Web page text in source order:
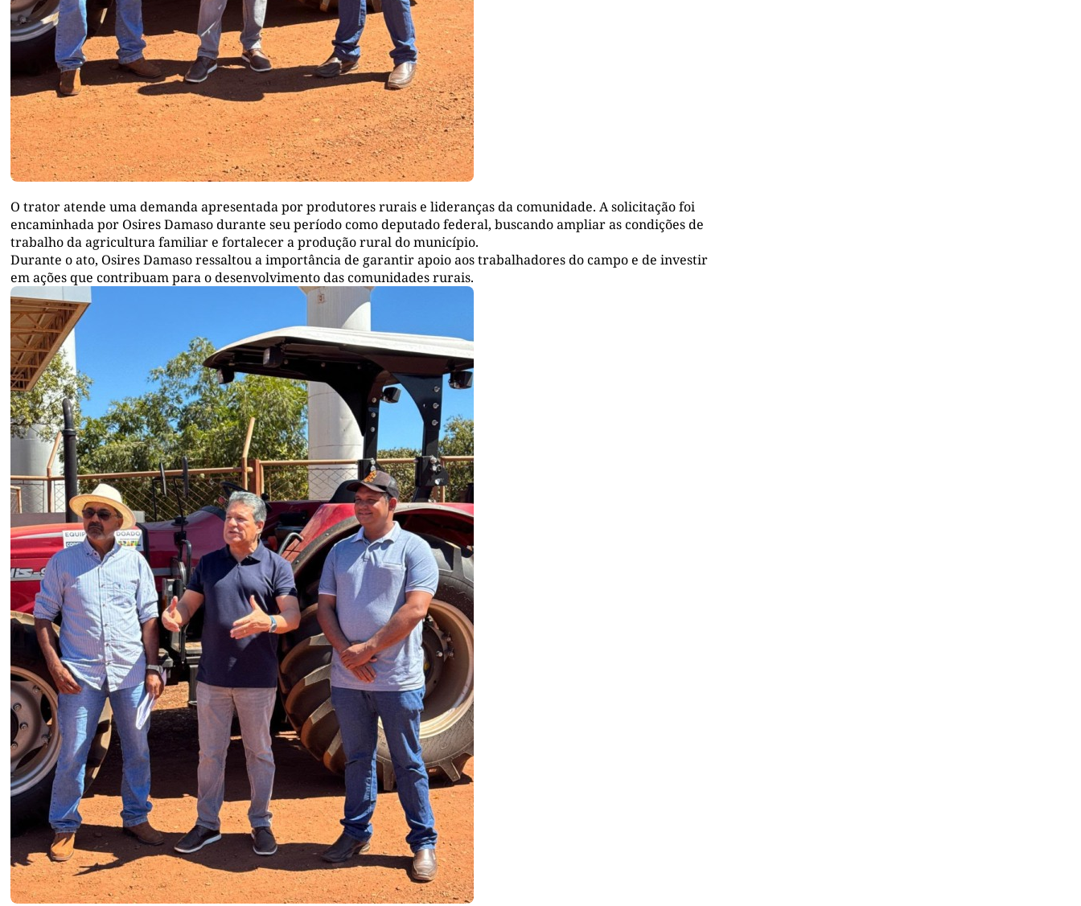
O trator atende uma demanda apresentada por produtores rurais e lideranças da comunidade. A solicitação foi
encaminhada por Osires Damaso durante seu período como deputado federal, buscando ampliar as condições de
trabalho da agricultura familiar e fortalecer a produção rural do município.
Durante o ato, Osires Damaso ressaltou a importância de garantir apoio aos trabalhadores do campo e de investir
em ações que contribuam para o desenvolvimento das comunidades rurais.